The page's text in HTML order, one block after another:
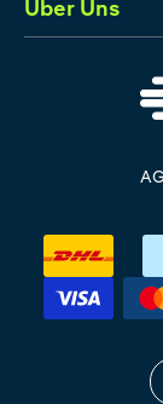
Über Uns